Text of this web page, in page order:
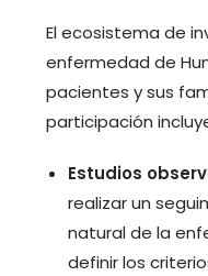
El ecosistema de
enfermedad de
pacientes y sus
participación
Estudios
realizar un
natural de la
definir los